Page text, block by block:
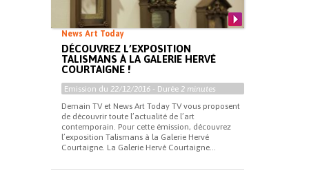
News Art Today
DÉCOUVREZ L’EXPOSITION
TALISMANS À LA GALERIE HERVÉ
COURTAIGNE !
Emission du 22/12/2016 - Durée 2 minutes
Demain TV et News Art Today TV vous proposent
de découvrir toute l’actualité de l’art
contemporain. Pour cette émission, découvrez
l’exposition Talismans à la Galerie Hervé
Courtaigne. La Galerie Hervé Courtaigne...